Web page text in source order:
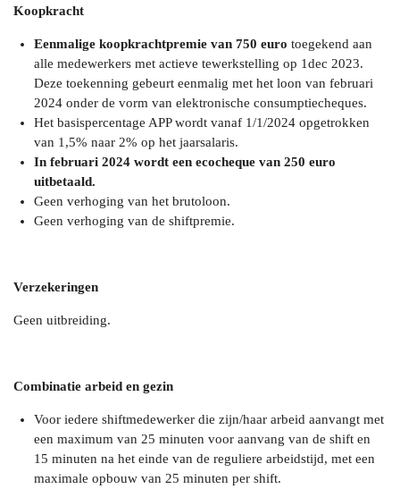
Koopkracht
Eenmalige koopkrachtpremie van 750 euro toegekend aan
alle medewerkers met actieve tewerkstelling op 1dec 2023.
Deze toekenning gebeurt eenmalig met het loon van februari
2024 onder de vorm van elektronische consumptiecheques.
Het basispercentage APP wordt vanaf 1/1/2024 opgetrokken
van 1,5% naar 2% op het jaarsalaris.
In februari 2024 wordt een ecocheque van 250 euro
uitbetaald.
Geen verhoging van het brutoloon.
Geen verhoging van de shiftpremie.
Verzekeringen
Geen uitbreiding.
Combinatie arbeid en gezin
Voor iedere shiftmedewerker die zijn/haar arbeid aanvangt met
een maximum van 25 minuten voor aanvang van de shift en
15 minuten na het einde van de reguliere arbeidstijd, met een
maximale opbouw van 25 minuten per shift.